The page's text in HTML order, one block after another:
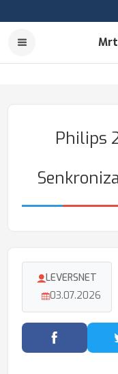
Philips
LEVERSNET
03.07.2026